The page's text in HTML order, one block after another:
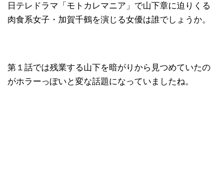
日テレドラマ「モトカレマニア」で山下章に迫りくる
肉食系女子・加賀千鶴を演じる女優は誰でしょうか。
第１話では残業する山下を暗がりから見つめていたの
がホラーっぽいと変な話題になっていましたね。